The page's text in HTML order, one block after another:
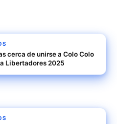
cerca de unirse a Colo Colo
Libertadores 2025